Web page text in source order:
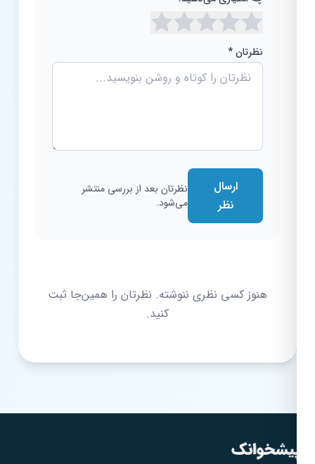
نظرتان *
ارسال
نظرتان بعد از بررسی منتشر
می‌شود.
هنوز کسی نظری ننوشته. نظرتان را همین‌جا ثبت
کنید.